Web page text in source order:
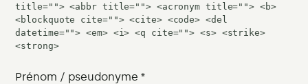
title=""> <abbr title=""> <acronym title=""> <b>
<blockquote cite=""> <cite> <code> <del
datetime=""> <em> <i> <q cite=""> <s> <strike>
<strong>
Prénom / pseudonyme *